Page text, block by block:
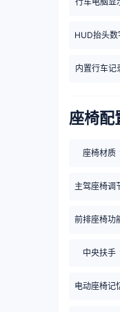
HUD抬头数
内置行车记
座椅配
座椅材质
主驾座椅调
前排座椅功
中央扶手
电动座椅记